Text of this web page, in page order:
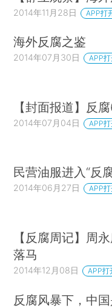
2014年11月28日 APP打
海外反腐之鉴
2014年07月30日 APP
【封面报道】反
2014年07月04日 APP
民营油服进入“反
2014年06月27日 APP
【反腐周记】周
落马
2014年12月08日 APP打
反腐风暴下，中